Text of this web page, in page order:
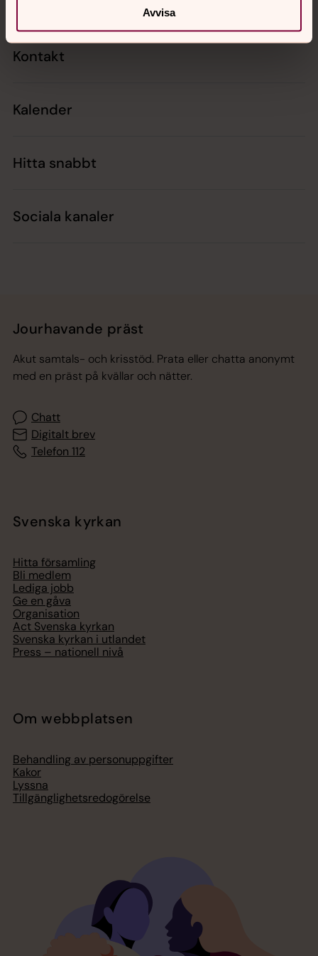
Avvisa
Kontakt
Kalender
Hitta snabbt
Sociala kanaler
Jourhavande präst
Akut samtals- och krisstöd. Prata eller chatta anonymt
med en präst på kvällar och nätter.
Chatt
Digitalt brev
Telefon 112
Svenska kyrkan
Hitta församling
Bli medlem
Lediga jobb
Ge en gåva
Organisation
Act Svenska kyrkan
Svenska kyrkan i utlandet
Press – nationell nivå
Om webbplatsen
Behandling av personuppgifter
Kakor
Lyssna
Tillgänglighetsredogörelse